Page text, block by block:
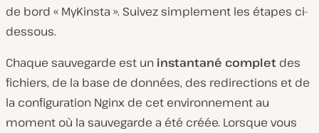
de bord « MyKinsta ». Suivez simplement les étapes ci-
dessous.
Chaque sauvegarde est un instantané complet des
fichiers, de la base de données, des redirections et de
la configuration Nginx de cet environnement au
moment où la sauvegarde a été créée. Lorsque vous